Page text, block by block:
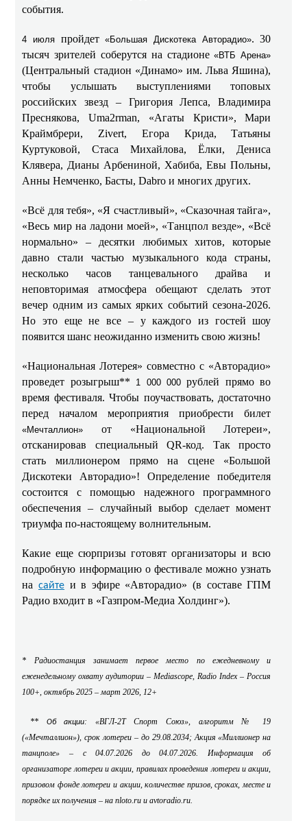
события.
4 июля пройдет«Большая Дискотека Авторадио». 30
тысяч зрителей соберутся на стадионе«ВТБ Арена»
(Центральный стадион «Динамо» им. Льва Яшина),
чтобы услышать выступлениями топовых
российских звезд – Григория Лепса, Владимира
Преснякова, Uma2rman, «Агаты Кристи», Мари
Краймбрери, Zivert, Егора Крида, Татьяны
Куртуковой, Стаса Михайлова, Ёлки, Дениса
Клявера, Дианы Арбениной, Хабиба, Евы Польны,
Анны Немченко, Басты, Dabro и многих других.
«Всё для тебя», «Я счастливый», «Сказочная тайга»,
«Весь мир на ладони моей», «Танцпол везде», «Всё
нормально» – десятки любимых хитов, которые
давно стали частью музыкального кода страны,
несколько часов танцевального драйва и
неповторимая атмосфера обещают сделать этот
вечер одним из самых ярких событий сезона‑2026.
Но это еще не все – у каждого из гостей шоу
появится шанс неожиданно изменить свою жизнь!
«Национальная Лотерея» совместно с «Авторадио»
проведет розыгрыш**
1 000 000 рублей прямо во
время фестиваля. Чтобы поучаствовать, достаточно
перед началом мероприятия приобрести билет
«Мечталлион» от «Национальной Лотереи»,
отсканировав специальный QR‑код. Так просто
стать миллионером прямо на сцене «Большой
Дискотеки Авторадио»! Определение победителя
состоится с помощью надежного программного
обеспечения – случайный выбор сделает момент
триумфа по‑настоящему волнительным.
Какие еще сюрпризы готовят организаторы и всю
подробную информацию о фестивале можно узнать
насайте и в эфире «Авторадио» (в составе ГПМ
Радио входит в «Газпром-Медиа Холдинг»).
* Радиостанция занимает первое место по ежедневному и
еженедельному охвату аудитории –Mediascope,Radio Index – Россия
100+, октябрь 2025 – март 2026, 12+
** Об акции: «ВГЛ-2Т Спорт Союз», алгоритм № 19
(«Мечталлион»), срок лотереи – до 29.08.2034; Акция «Миллионер на
танцполе» – с 04.07.2026 до 04.07.2026. Информация об
организаторе лотереи и акции, правилах проведения лотереи и акции,
призовом фонде лотереи и акции, количестве призов, сроках, месте и
порядке их получения – на nloto.ru и avtoradio.ru.